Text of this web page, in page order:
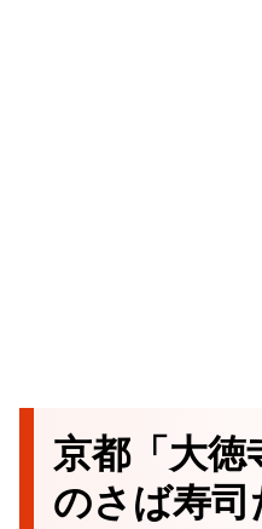
京都「大徳
のさば寿